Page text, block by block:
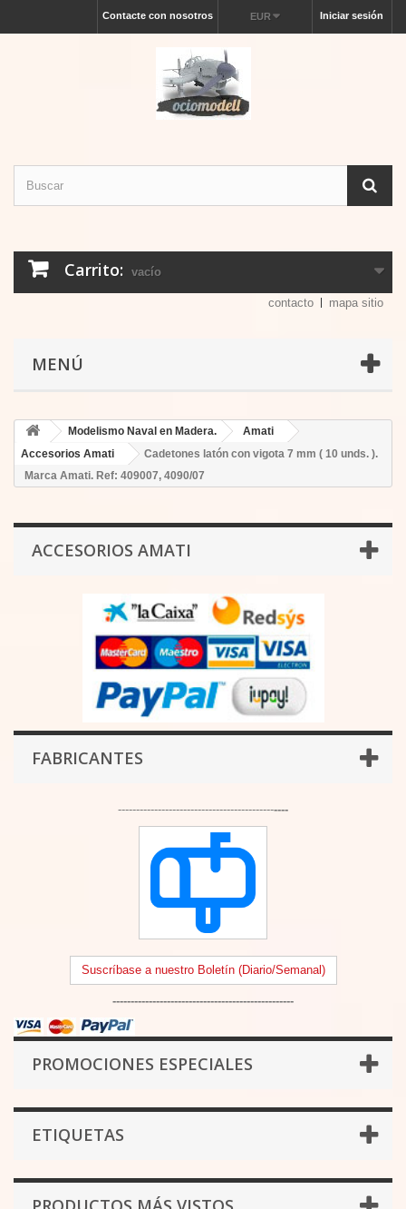
Iniciar sesión
EUR
Contacte con nosotros
Carrito: vacío
contacto mapa sitio
MENÚ
Modelismo Naval en Madera.
Amati
Accesorios Amati
Cadetones latón con vigota 7 mm ( 10 unds. ).
Marca Amati. Ref: 409007, 4090/07
ACCESORIOS AMATI
FABRICANTES
-----------------------------------------------
Suscríbase a nuestro Boletín (Diario/Semanal)
--------------------------------------------------
PROMOCIONES ESPECIALES
ETIQUETAS